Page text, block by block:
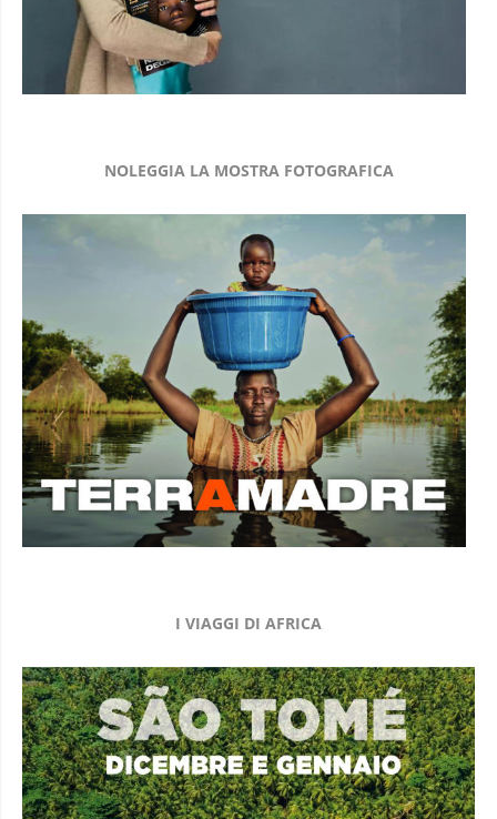
NOLEGGIA LA MOSTRA FOTOGRAFICA
I VIAGGI DI AFRICA